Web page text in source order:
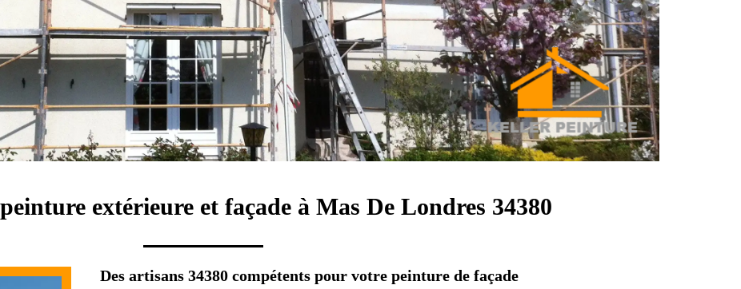
extérieure et façade à Mas De Londres 34380
Des artisans 34380 compétents pour votre peinture de façade